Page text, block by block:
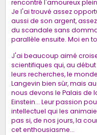
rencontré l'amoureux
Je l'ai trouvé assez
aussi de son argent,
du scandale sans
parallèle ensuite. Moi en
J'ai beaucoup aimé
scientifiques qui, au
leurs recherches, le
Langevin bien sûr, mais
nous devons le Palais de
Einstein... Leur passion
intellectuel qui les
pas si, de nos jours, la
cet enthousiasme...